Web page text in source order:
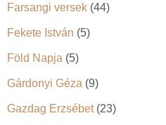
Farsangi versek (44)
Fekete István (5)
Föld Napja (5)
Gárdonyi Géza (9)
Gazdag Erzsébet(23)